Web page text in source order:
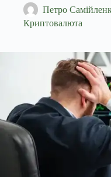
Петро
Криптовалюта